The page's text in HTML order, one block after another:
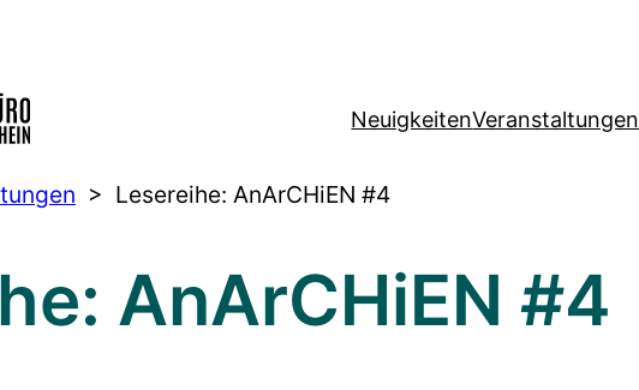
NeuigkeitenVeranstaltungen
> Lesereihe: AnArCHiEN #4
AnArCHiEN #4